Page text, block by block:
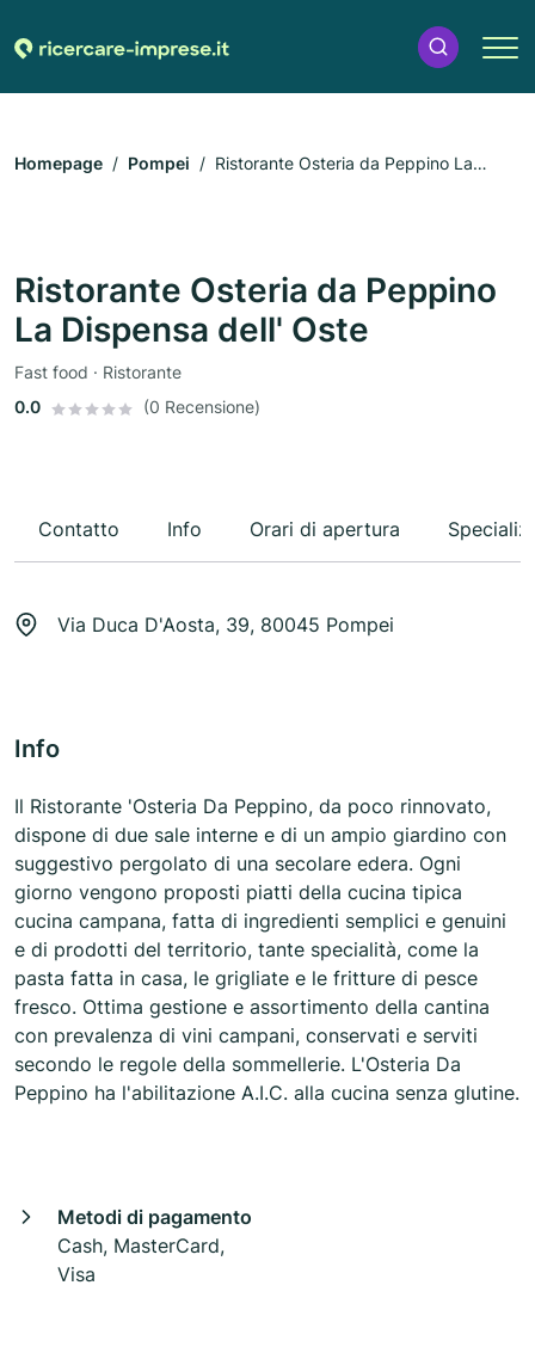
Homepage Pompei
Ristorante Osteria da Peppino La
Ristorante Osteria da Peppino
La Dispensa dell' Oste
Fast food · Ristorante
0.0
(0 Recensione)
Contatto Info Orari di apertura
Via Duca D'Aosta, 39, 80045 Pompei
Info
Il Ristorante 'Osteria Da Peppino, da poco rinnovato,
dispone di due sale interne e di un ampio giardino con
suggestivo pergolato di una secolare edera. Ogni
giorno vengono proposti piatti della cucina tipica
cucina campana, fatta di ingredienti semplici e genuini
e di prodotti del territorio, tante specialità, come la
pasta fatta in casa, le grigliate e le fritture di pesce
fresco. Ottima gestione e assortimento della cantina
con prevalenza di vini campani, conservati e serviti
secondo le regole della sommellerie. L'Osteria Da
Peppino ha l'abilitazione A.I.C. alla cucina senza glutine.
Metodi di pagamento
Cash, MasterCard,
Visa